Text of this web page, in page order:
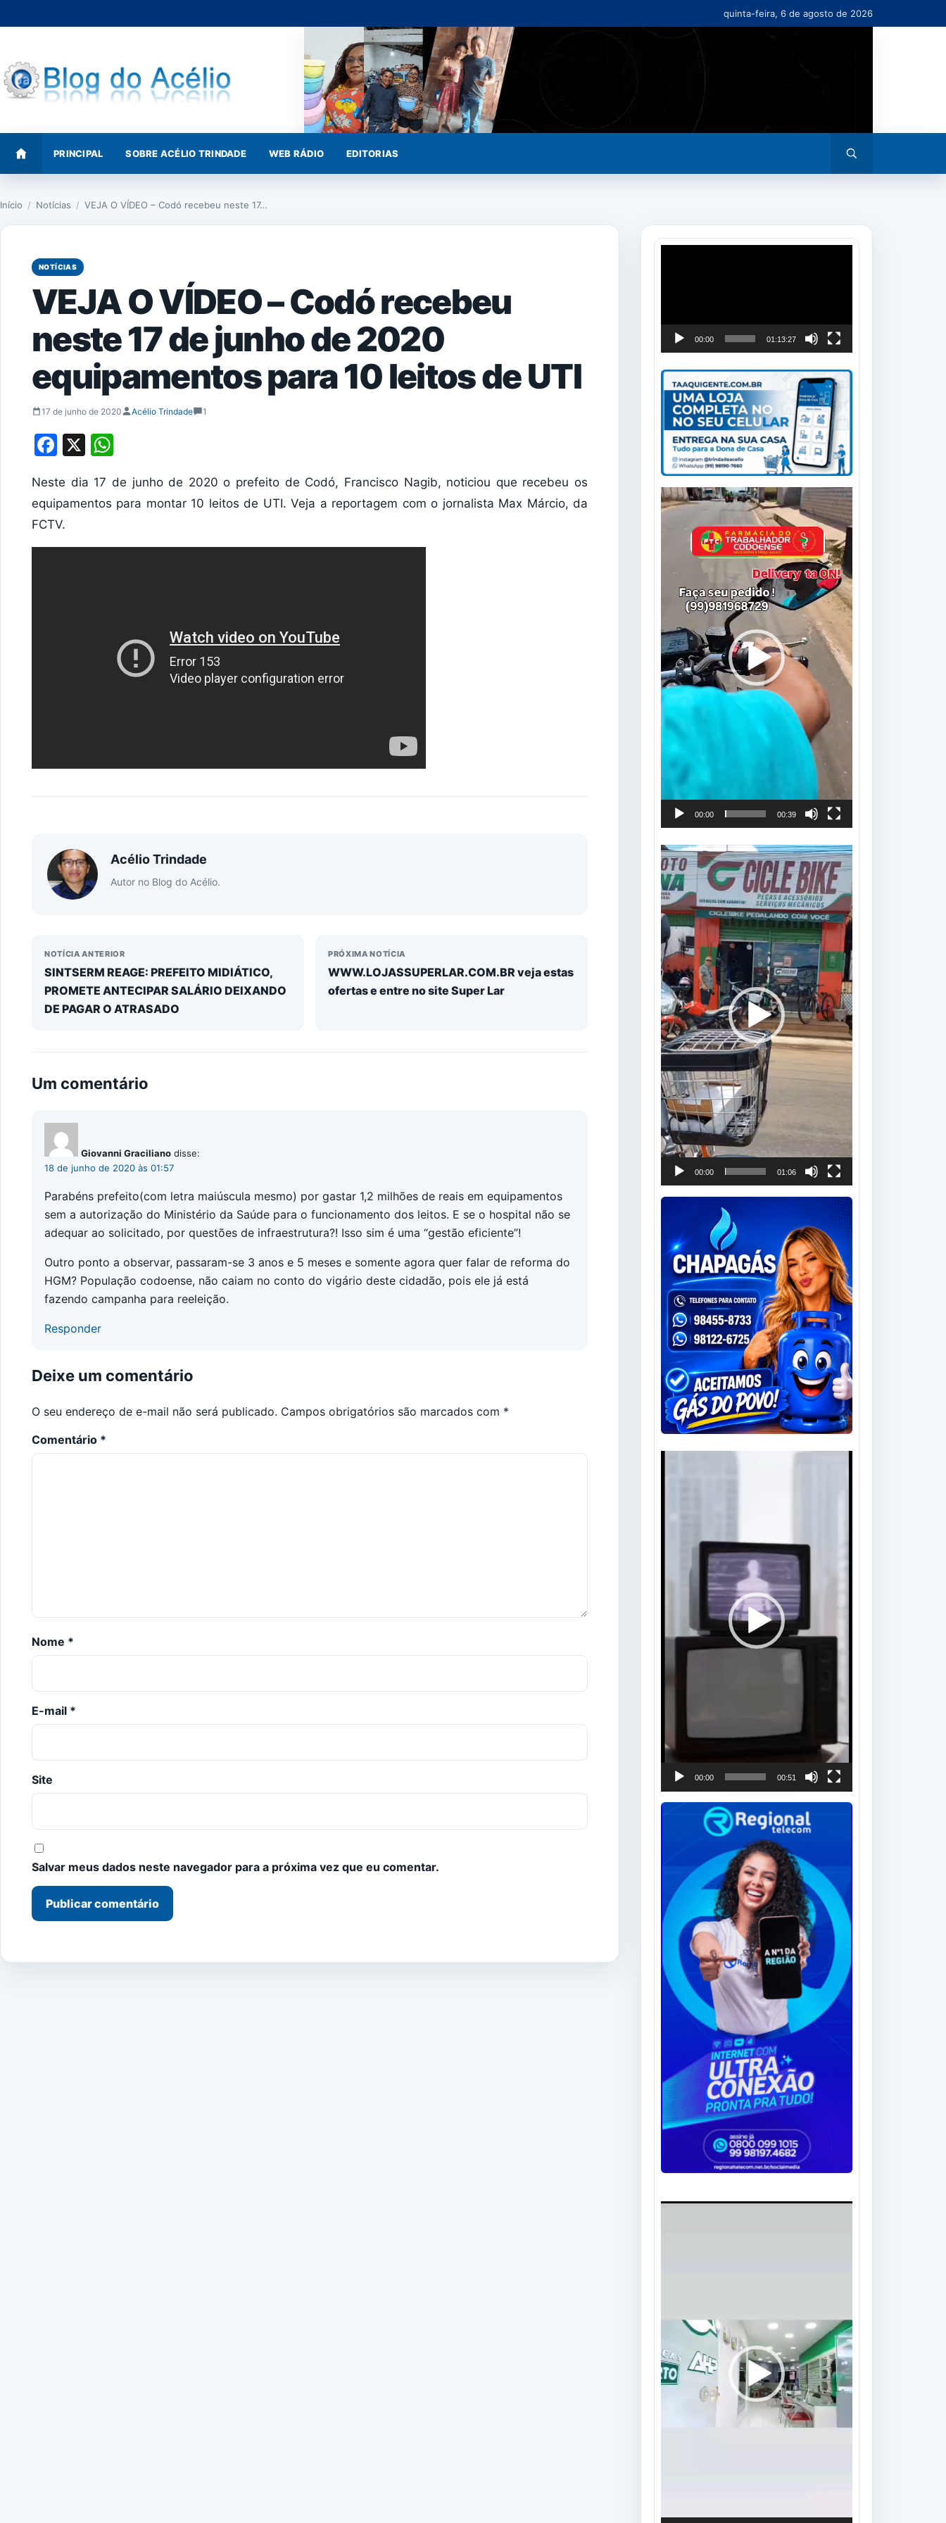
para
conteúdo
quinta-feira, 6 de agosto de 2026
PRINCIPAL SOBRE ACÉLIO TRINDADE WEB RÁDIO EDITORIAS
busca
Início / Notícias / VEJA O VÍDEO – Codó recebeu neste 17…
NOTÍCIAS
VEJA O VÍDEO – Codó recebeu
neste 17 de junho de 2020
equipamentos para 10 leitos de UTI
17 de junho de 2020 Acélio Trindade 1
Facebook
X
Neste dia 17 de junho de 2020 o prefeito de Codó, Francisco Nagib, noticiou que recebeu os
equipamentos para montar 10 leitos de UTI. Veja a reportagem com o jornalista Max Márcio, da
FCTV.
Acélio Trindade
Autor no Blog do Acélio.
NOTÍCIA ANTERIOR
SINTSERM REAGE: PREFEITO MIDIÁTICO,
PROMETE ANTECIPAR SALÁRIO DEIXANDO
DE PAGAR O ATRASADO
PRÓXIMA NOTÍCIA
WWW.LOJASSUPERLAR.COM.BR veja estas
ofertas e entre no site Super Lar
Um comentário
Giovanni Graciliano disse:
18 de junho de 2020 às 01:57
Parabéns prefeito(com letra maiúscula mesmo) por gastar 1,2 milhões de reais em equipamentos
sem a autorização do Ministério da Saúde para o funcionamento dos leitos. E se o hospital não se
adequar ao solicitado, por questões de infraestrutura?! Isso sim é uma “gestão eficiente”!
Outro ponto a observar, passaram-se 3 anos e 5 meses e somente agora quer falar de reforma do
HGM? População codoense, não caiam no conto do vigário deste cidadão, pois ele já está
fazendo campanha para reeleição.
Responder
Deixe um comentário
O seu endereço de e-mail não será publicado. Campos obrigatórios são marcados com *
Comentário *
Nome *
E-mail *
Site
Salvar meus dados neste navegador para a próxima vez que eu comentar.
00:00 01:13:27
Tocador
de
vídeo
00:00 00:39
Tocador
de
vídeo
00:00 01:06
00:00 00:51